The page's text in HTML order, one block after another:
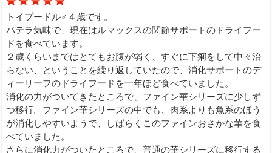
トイプードル♂４歳です。
パテラ気味で、現在はルマックスの関節サポートのドライフー
ドを食べています。
２歳くらいまではとてもお腹が弱く、すぐに下痢をして中々治
らない、ということを繰り返していたので、消化サポートのデ
ィーリーフのドライフードを一年ほど食べていました。
消化の力がついてきたところで、ファイン華シリーズに少しず
つ移行。ファイン華シリーズの中でも、肉系よりも魚系のほう
が消化しやすいようで、しばらくこのファインおさかな華を食
べていました。
さらに消化力がついたところで、普通の華シリーズに移行する